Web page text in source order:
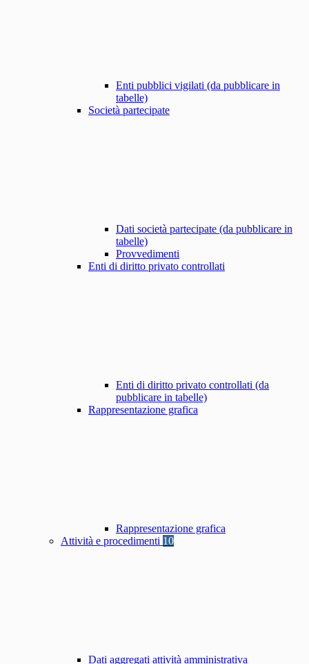
Enti pubblici vigilati (da pubblicare in
tabelle)
Società partecipate
Dati società partecipate (da pubblicare in
tabelle)
Provvedimenti
Enti di diritto privato controllati
Enti di diritto privato controllati (da
pubblicare in tabelle)
Rappresentazione grafica
Rappresentazione grafica
Attività e procedimenti 10
Dati aggregati attività amministrativa